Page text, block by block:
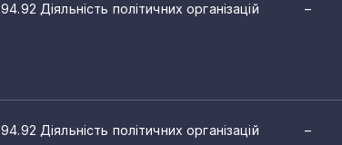
94.92 Діяльність політичних організацій –
94.92 Діяльність політичних організацій –